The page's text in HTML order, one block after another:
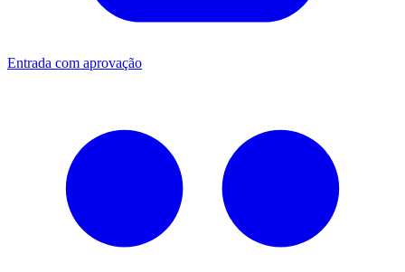
Entrada com aprovação